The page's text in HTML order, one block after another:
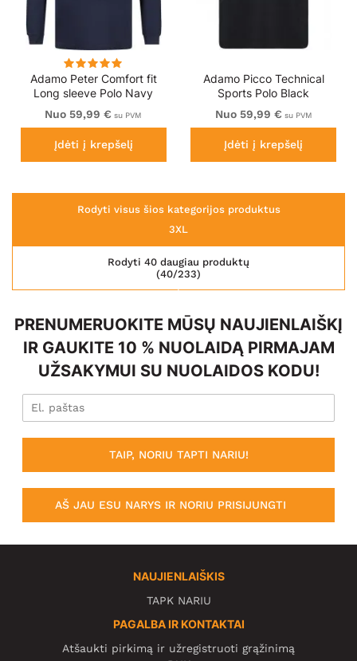
Adamo Peter Comfort fit
Long sleeve Polo Navy
Nuo 59,99 € su PVM
Įdėti į krepšelį
Adamo Picco Technical
Sports Polo Black
Nuo 59,99 € su PVM
Įdėti į krepšelį
Rodyti visus šios kategorijos produktus
3XL
(40/233)
Rodyti 40 daugiau produktų
PRENUMERUOKITE MŪSŲ NAUJIENLAIŠKĮ
IR GAUKITE 10 % NUOLAIDĄ PIRMAJAM
UŽSAKYMUI SU NUOLAIDOS KODU!
TAIP, NORIU TAPTI NARIU!
AŠ JAU ESU NARYS IR NORIU PRISIJUNGTI
NAUJIENLAIŠKIS
TAPK NARIU
PAGALBA IR KONTAKTAI
Atšaukti pirkimą ir užregistruoti grąžinimą